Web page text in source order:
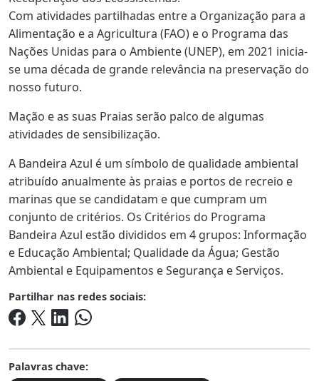
Com atividades partilhadas entre a Organização para a
Alimentação e a Agricultura (FAO) e o Programa das
Nações Unidas para o Ambiente (UNEP), em 2021 inicia-
se uma década de grande relevância na preservação do
nosso futuro.
Mação e as suas Praias serão palco de algumas
atividades de sensibilização.
A Bandeira Azul é um símbolo de qualidade ambiental
atribuído anualmente às praias e portos de recreio e
marinas que se candidatam e que cumpram um
conjunto de critérios. Os Critérios do Programa
Bandeira Azul estão divididos em 4 grupos: Informação
e Educação Ambiental; Qualidade da Água; Gestão
Ambiental e Equipamentos e Segurança e Serviços.
Partilhar nas redes sociais:
Palavras chave: